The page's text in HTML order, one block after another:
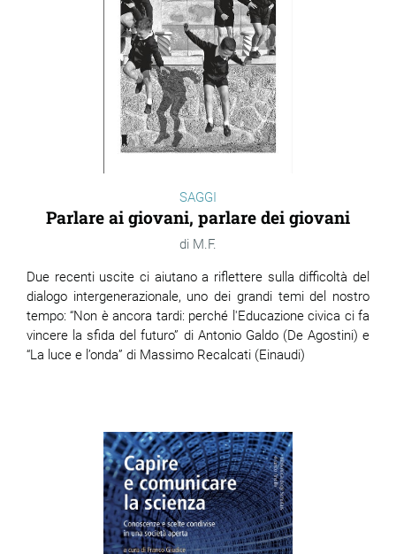
SAGGI
Parlare ai giovani, parlare dei giovani
M.F.
Due recenti uscite ci aiutano a riflettere sulla difficoltà del
dialogo intergenerazionale, uno dei grandi temi del nostro
tempo: “Non è ancora tardi: perché l'Educazione civica ci fa
vincere la sfida del futuro” di Antonio Galdo (De Agostini) e
“La luce e l’onda” di Massimo Recalcati (Einaudi)